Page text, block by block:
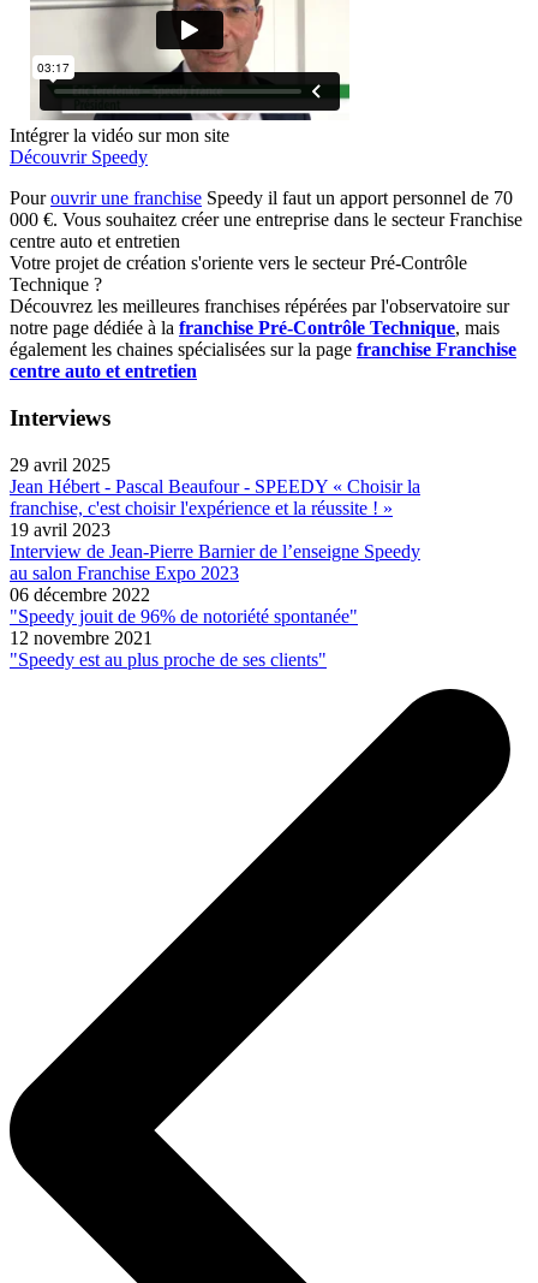
Intégrer la vidéo sur mon site
Découvrir Speedy
Pourouvrir une franchise Speedy il faut un apport personnel de 70
000 €. Vous souhaitez créer une entreprise dans le secteur Franchise
centre auto et entretien
Votre projet de création s'oriente vers le secteur Pré-Contrôle
Technique ?
Découvrez les meilleures franchises répérées par l'observatoire sur
notre page dédiée à la franchise Pré-Contrôle Technique, mais
également les chaines spécialisées sur la page franchise Franchise
centre auto et entretien
Interviews
29 avril 2025
Jean Hébert - Pascal Beaufour - SPEEDY « Choisir la
franchise, c'est choisir l'expérience et la réussite ! »
19 avril 2023
Interview de Jean-Pierre Barnier de l’enseigne Speedy
au salon Franchise Expo 2023
06 décembre 2022
"Speedy jouit de 96% de notoriété spontanée"
12 novembre 2021
"Speedy est au plus proche de ses clients"